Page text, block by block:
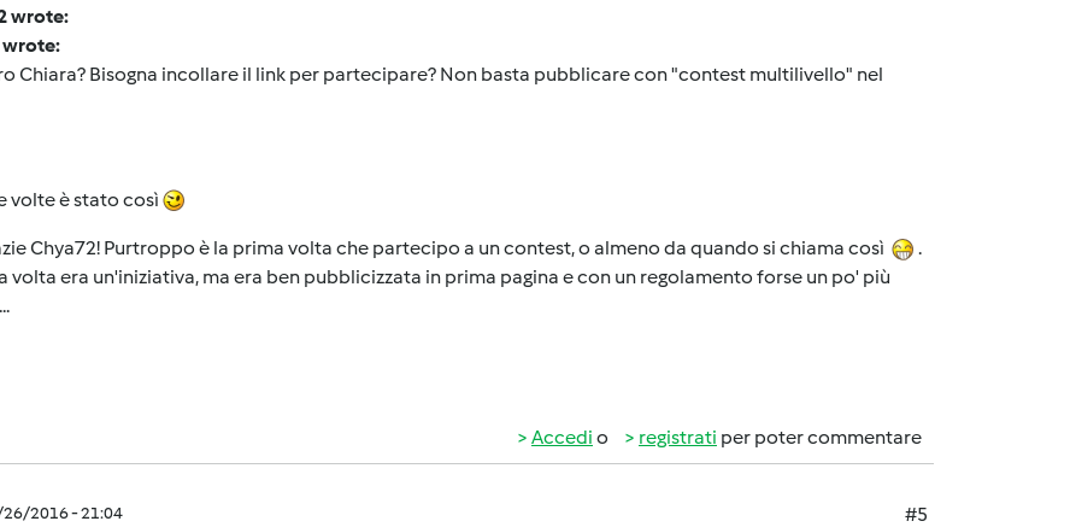
wrote:
wrote:
Chiara? Bisogna incollare il link per partecipare? Non basta pubblicare con "contest multilivello" nel
volte è stato così
Chya72! Purtroppo è la prima volta che partecipo a un contest, o almeno da quando si chiama così
.
volta era un'iniziativa, ma era ben pubblicizzata in prima pagina e con un regolamento forse un po' più
Accedi o registrati per poter commentare
26/2016 - 21:04
#5